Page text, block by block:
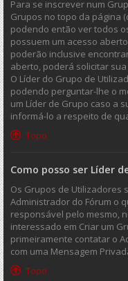
Para se inscrever num
Grupos no topo da página
podendo então ver todos
possuem um acesso
poderão inclusive
aberto, poderá solicitar
O Líder do Grupo de
podendo perguntar-lhe o
um Líder de Grupo caso a
informá-lo a respeito de
Topo
Como posso ser Líder
Os Grupos de Utilizadores
Administrador do Fórum o
responsável pelo mesmo,
interessado em Criar um
primeiramente contatar o
com uma Mensagem
Topo